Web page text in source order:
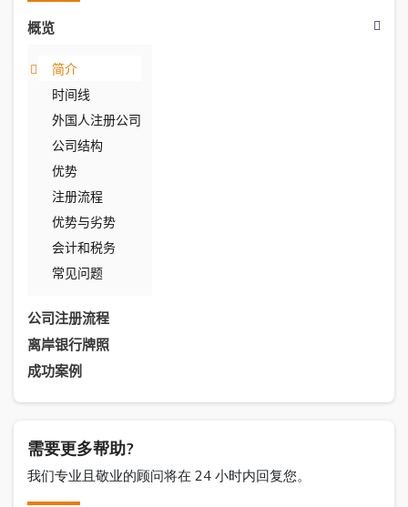
概览
简介
时间线
外国人注册公司
公司结构
优势
注册流程
优势与劣势
会计和税务
常见问题
公司注册流程
离岸银行牌照
成功案例
需要更多帮助?
我们专业且敬业的顾问将在 24 小时内回复您。